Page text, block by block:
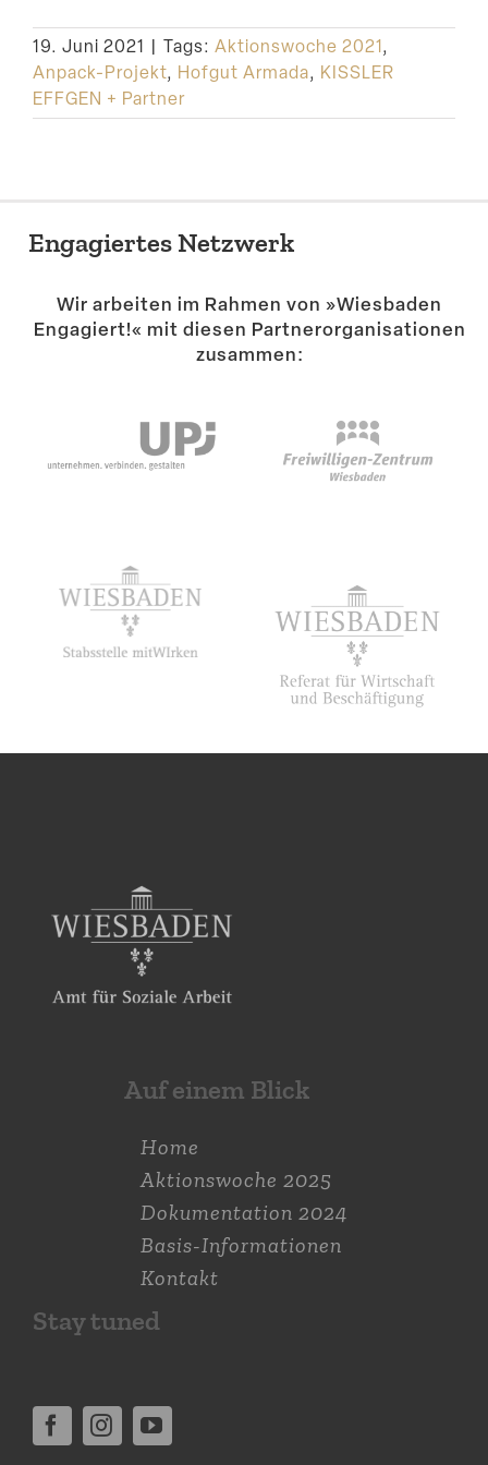
Suche
19. Juni 2021 | Tags: Aktionswoche 2021,
Anpack-Projekt, Hofgut Armada, KISSLER
EFFGEN + Partner
Engagiertes Netzwerk
Wir arbeiten im Rahmen von »Wiesbaden
Engagiert!« mit diesen Partner­or­ga­ni­sa­tionen
zusammen:
Auf einem Blick
Home
Aktions­woche 2025
Dokumen­tation 2024
Basis-Informationen
Kontakt
Stay tuned